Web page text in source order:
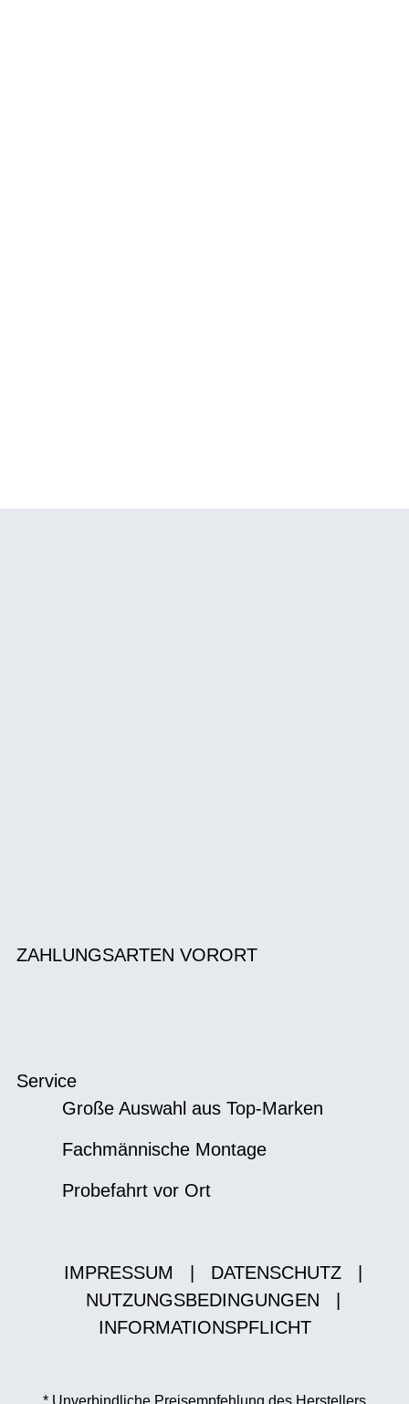
ZAHLUNGSARTEN VORORT
Service
Große Auswahl aus Top-Marken
Fachmännische Montage
Probefahrt vor Ort
IMPRESSUM DATENSCHUTZ
NUTZUNGSBEDINGUNGEN
INFORMATIONSPFLICHT
* Unverbindliche Preisempfehlung des Herstellers